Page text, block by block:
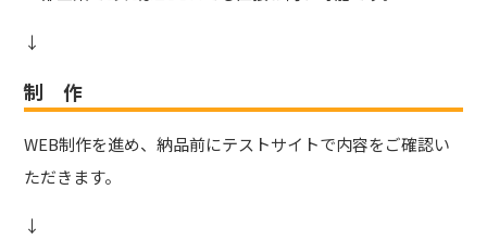
↓
制 作
WEB制作を進め、納品前にテストサイトで内容をご確認い
ただきます。
↓